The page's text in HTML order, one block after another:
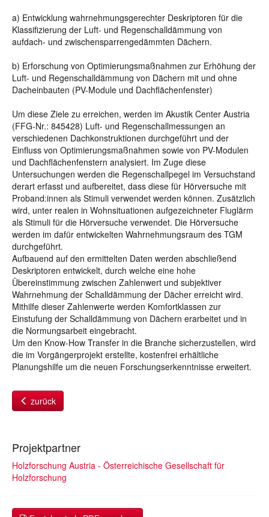
a) Entwicklung wahrnehmungsgerechter Deskriptoren für die
Klassifizierung der Luft- und Regenschalldämmung von
aufdach- und zwischensparrengedämmten Dächern.
b) Erforschung von Optimierungsmaßnahmen zur Erhöhung der
Luft- und Regenschalldämmung von Dächern mit und ohne
Dacheinbauten (PV-Module und Dachflächenfenster)
Um diese Ziele zu erreichen, werden im Akustik Center Austria
(FFG-Nr.: 845428) Luft- und Regenschallmessungen an
verschiedenen Dachkonstruktionen durchgeführt und der
Einfluss von Optimierungsmaßnahmen sowie von PV-Modulen
und Dachflächenfenstern analysiert. Im Zuge diese
Untersuchungen werden die Regenschallpegel im Versuchstand
derart erfasst und aufbereitet, dass diese für Hörversuche mit
Proband:innen als Stimuli verwendet werden können. Zusätzlich
wird, unter realen in Wohnsituationen aufgezeichneter Fluglärm
als Stimuli für die Hörversuche verwendet. Die Hörversuche
werden im dafür entwickelten Wahrnehmungsraum des TGM
durchgeführt.
Aufbauend auf den ermittelten Daten werden abschließend
Deskriptoren entwickelt, durch welche eine hohe
Übereinstimmung zwischen Zahlenwert und subjektiver
Wahrnehmung der Schalldämmung der Dächer erreicht wird.
Mithilfe dieser Zahlenwerte werden Komfortklassen zur
Einstufung der Schalldämmung von Dächern erarbeitet und in
die Normungsarbeit eingebracht.
Um den Know-How Transfer in die Branche sicherzustellen, wird
die im Vorgängerprojekt erstellte, kostenfrei erhältliche
Planungshilfe um die neuen Forschungserkenntnisse erweitert.
zurück
Projektpartner
Holzforschung Austria - Österreichische Gesellschaft für
Holzforschung